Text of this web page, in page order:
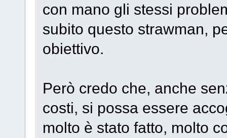
con mano gli stessi
subito questo strawman,
obiettivo.
Però credo che, anche
costi, si possa essere
molto è stato fatto, molto